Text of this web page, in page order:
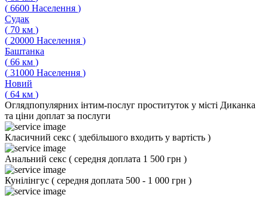
( 6600 Населення )
Судак
( 70 км )
( 20000 Населення )
Баштанка
( 66 км )
( 31000 Населення )
Новий
( 64 км )
Оглядпопулярних інтим-послуг проституток у місті Диканка
та ціни доплат за послуги
Класичний секс ( здебільшого входить у вартість )
Анальний секс ( середня доплата 1 500 грн )
Кунілінгус ( середня доплата 500 - 1 000 грн )